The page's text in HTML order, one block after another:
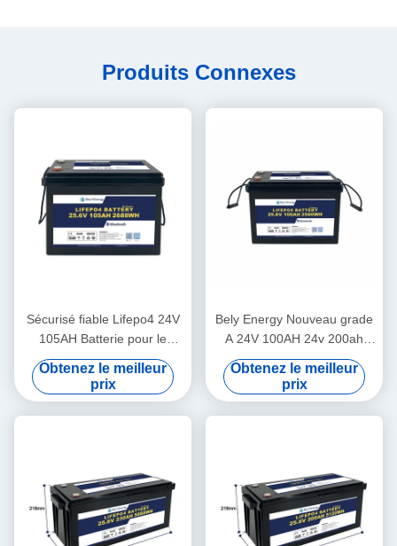
Produits Connexes
Sécurisé fiable Lifepo4 24V
105AH Batterie pour le
stockage de l'énergie
Système d'énergie solaire
Marine
Obtenez le meilleur
prix
Bely Energy Nouveau grade
A 24V 100AH 24v 200ah
viepo4 batterie pour
alimentation de camion
Obtenez le meilleur
prix